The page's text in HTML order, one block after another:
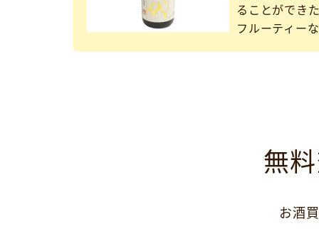
ることができ
フルーティー
無
お酒